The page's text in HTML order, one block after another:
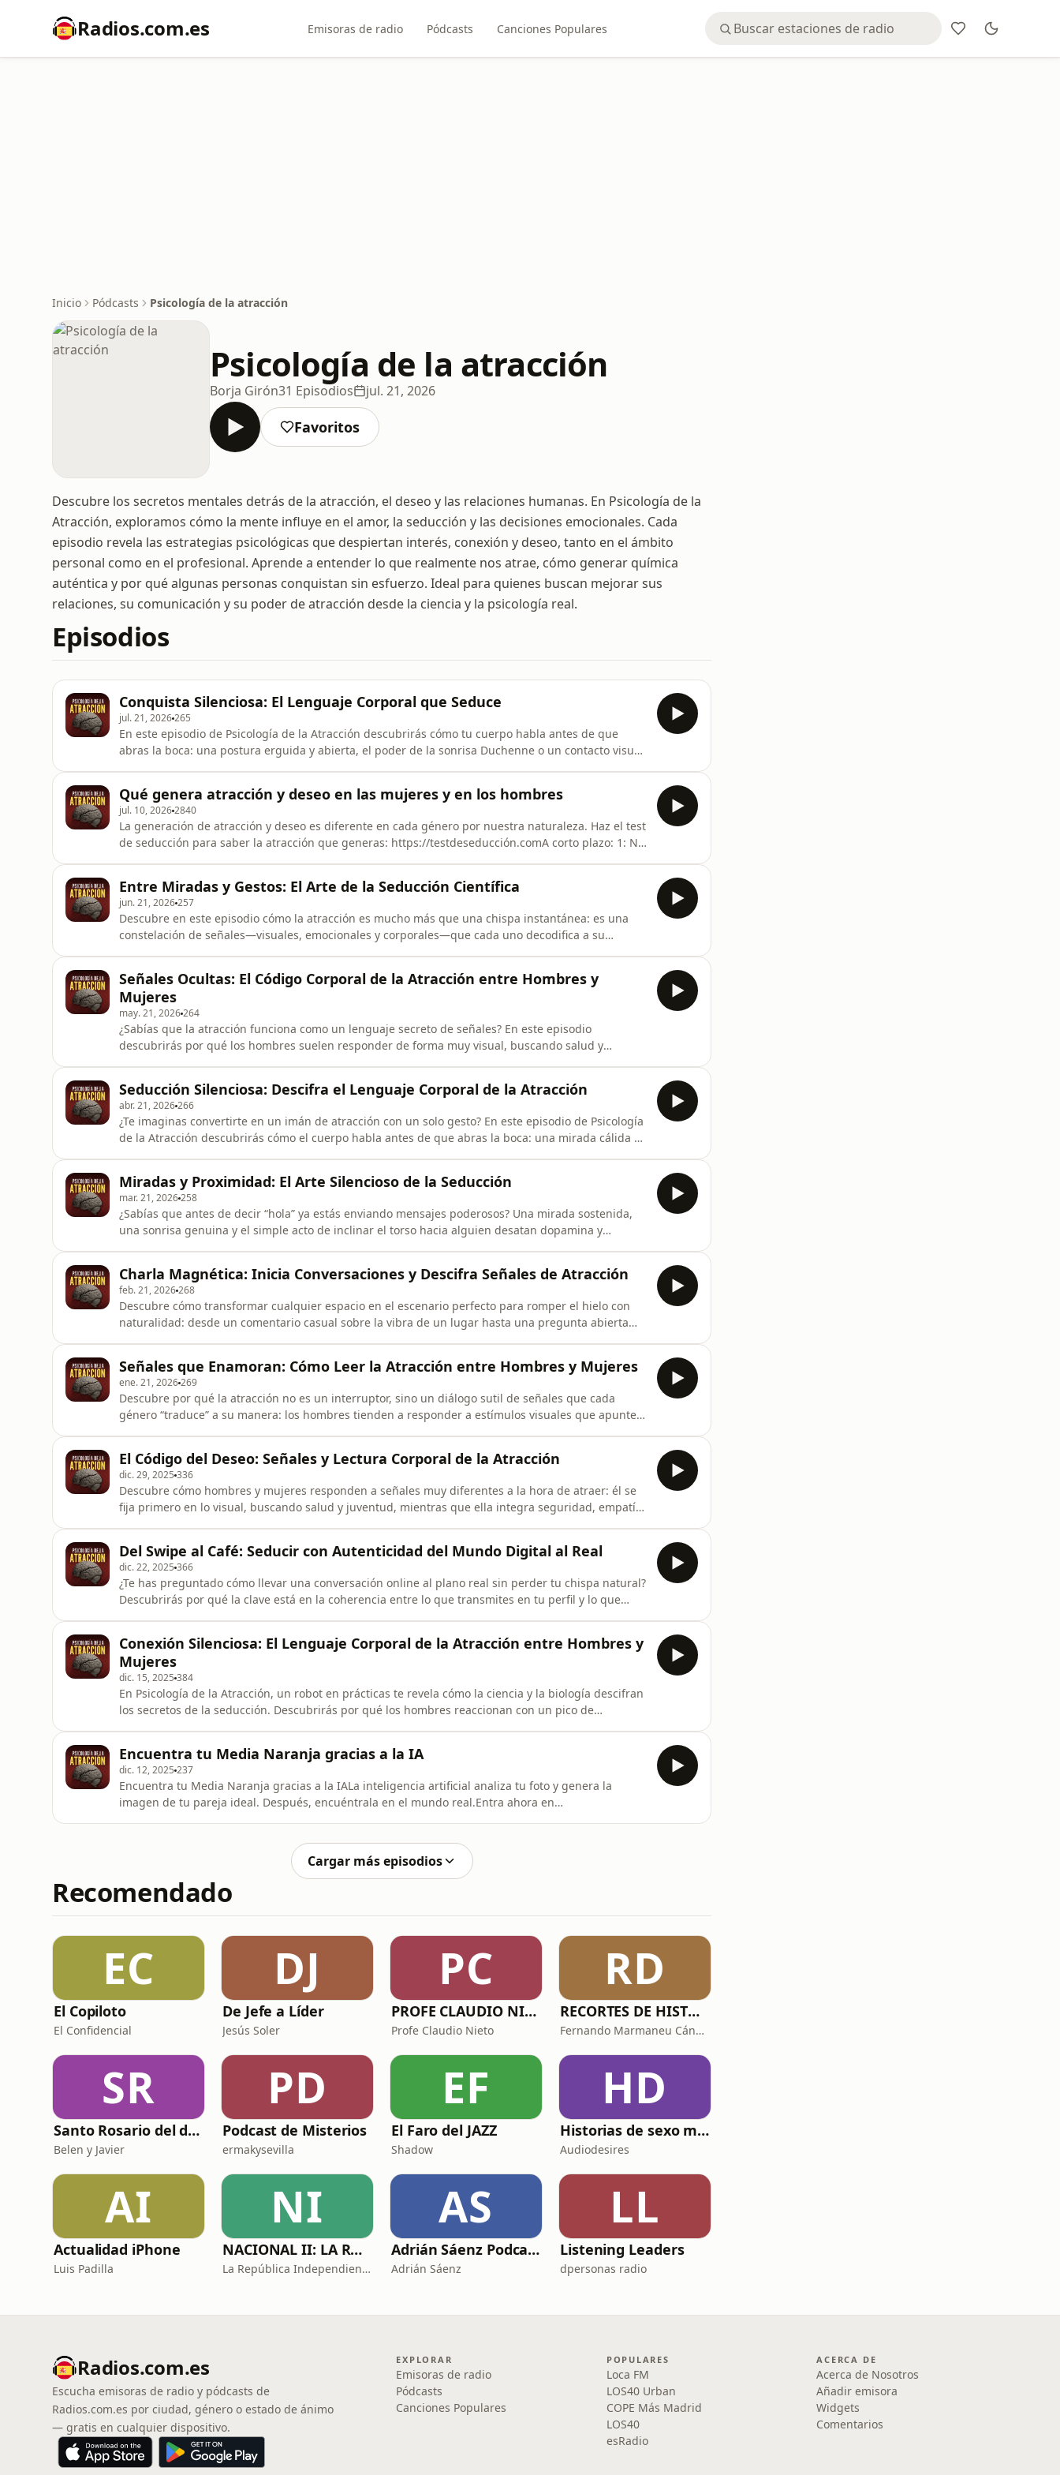
Radios.com.es Emisoras de radio Pódcasts Canciones Populares
Inicio Pódcasts Psicología de la atracción
Psicología de la atracción
Borja Girón31 Episodios jul. 21, 2026
Favoritos
Descubre los secretos mentales detrás de la atracción, el deseo y las relaciones humanas. En Psicología de la
Atracción, exploramos cómo la mente influye en el amor, la seducción y las decisiones emocionales. Cada
episodio revela las estrategias psicológicas que despiertan interés, conexión y deseo, tanto en el ámbito
personal como en el profesional. Aprende a entender lo que realmente nos atrae, cómo generar química
auténtica y por qué algunas personas conquistan sin esfuerzo. Ideal para quienes buscan mejorar sus
relaciones, su comunicación y su poder de atracción desde la ciencia y la psicología real.
Episodios
Conquista Silenciosa: El Lenguaje Corporal que Seduce
jul. 21, 2026265
En este episodio de Psicología de la Atracción descubrirás cómo tu cuerpo habla antes de que
abras la boca: una postura erguida y abierta, el poder de la sonrisa Duchenne o un contacto visual
ponen freno, gracia
Qué genera atracción y deseo en las mujeres y en los hombres
jul. 10, 20262840
La generación de atracción y deseo es diferente en cada género por nuestra naturaleza. Haz el test
de seducción para saber la atracción que generas: https://testdeseducción.comA corto plazo: 1: No
convertirte en e
Entre Miradas y Gestos: El Arte de la Seducción Científica
jun. 21, 2026257
Descubre en este episodio cómo la atracción es mucho más que una chispa instantánea: es una
constelación de señales—visuales, emocionales y corporales—que cada uno decodifica a su
tus primeros acercamientos. Además,
Señales Ocultas: El Código Corporal de la Atracción entre Hombres y
Mujeres
may. 21, 2026264
¿Sabías que la atracción funciona como un lenguaje secreto de señales? En este episodio
descubrirás por qué los hombres suelen responder de forma muy visual, buscando salud y
si puedes avanzar o si es mejor baj
Seducción Silenciosa: Descifra el Lenguaje Corporal de la Atracción
abr. 21, 2026266
¿Te imaginas convertirte en un imán de atracción con un solo gesto? En este episodio de Psicología
de la Atracción descubrirás cómo el cuerpo habla antes de que abras la boca: una mirada cálida y
tu voz p
Miradas y Proximidad: El Arte Silencioso de la Seducción
mar. 21, 2026258
¿Sabías que antes de decir “hola” ya estás enviando mensajes poderosos? Una mirada sostenida,
una sonrisa genuina y el simple acto de inclinar el torso hacia alguien desatan dopamina y
frases mágicas, sino d
Charla Magnética: Inicia Conversaciones y Descifra Señales de Atracción
feb. 21, 2026268
Descubre cómo transformar cualquier espacio en el escenario perfecto para romper el hielo con
naturalidad: desde un comentario casual sobre la vibra de un lugar hasta una pregunta abierta
más fuerte que tus
Señales que Enamoran: Cómo Leer la Atracción entre Hombres y Mujeres
ene. 21, 2026269
Descubre por qué la atracción no es un interruptor, sino un diálogo sutil de señales que cada
género “traduce” a su manera: los hombres tienden a responder a estímulos visuales que apunten
auténticos —por ejemplo, nota
El Código del Deseo: Señales y Lectura Corporal de la Atracción
dic. 29, 2025 336
Descubre cómo hombres y mujeres responden a señales muy diferentes a la hora de atraer: él se
fija primero en lo visual, buscando salud y juventud, mientras que ella integra seguridad, empatía
entorno— para rom
Del Swipe al Café: Seducir con Autenticidad del Mundo Digital al Real
dic. 22, 2025 366
¿Te has preguntado cómo llevar una conversación online al plano real sin perder tu chispa natural?
Descubrirás por qué la clave está en la coherencia entre lo que transmites en tu perfil y lo que
microseñales digit
Conexión Silenciosa: El Lenguaje Corporal de la Atracción entre Hombres y
Mujeres
dic. 15, 2025 384
En Psicología de la Atracción, un robot en prácticas te revela cómo la ciencia y la biología descifran
los secretos de la seducción. Descubrirás por qué los hombres reaccionan con un pico de
mirada sostenida y mic
Encuentra tu Media Naranja gracias a la IA
dic. 12, 2025 237
Encuentra tu Media Naranja gracias a la IALa inteligencia artificial analiza tu foto y genera la
imagen de tu pareja ideal. Después, encuéntrala en el mundo real.Entra ahora en
con personas interesantes al instanteVideoll
Cargar más episodios
Recomendado
EC
El Copiloto
El Confidencial
DJ
De Jefe a Líder
Jesús Soler
PC
PROFE CLAUDIO NIETO
Profe Claudio Nieto
RD
RECORTES DE HISTORIA Y CIENCIA
Fernando Marmaneu Cánovas
SR
Santo Rosario del día. 🙏 Reza con nosotros en castellano 🇪🇸
Belen y Javier
PD
Podcast de Misterios
ermakysevilla
EF
El Faro del JAZZ
Shadow
HD
Historias de sexo muy intensas y calientes
Audiodesires
AI
Actualidad iPhone
Luis Padilla
NI
NACIONAL II: LA RUTA DEL EXILIO
La República Independiente de la Radio
AS
Adrián Sáenz Podcast
Adrián Sáenz
LL
Listening Leaders
dpersonas radio
Radios.com.es
Escucha emisoras de radio y pódcasts de
Radios.com.es por ciudad, género o estado de ánimo
— gratis en cualquier dispositivo.
EXPLORAR
Emisoras de radio
Pódcasts
Canciones Populares
POPULARES
Loca FM
LOS40 Urban
COPE Más Madrid
LOS40
esRadio
ACERCA DE
Acerca de Nosotros
Añadir emisora
Widgets
Comentarios